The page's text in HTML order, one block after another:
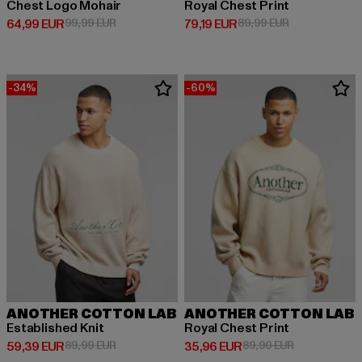
Chest Logo Mohair
64,99 EUR
Prix courant: 64,99 EUR
99,99 EURPrix en promotion: 99,99 EUR
Royal Chest Print
79,19 EUR
Prix courant: 79,19 EUR
89,99 EURPrix en
-34%
ANOTHER COTTON LAB
Established Knit
59,39 EUR
Prix courant: 59,39 EUR
89,99 EURPrix en promotion: 89,99 EUR
-60%
ANOTHER COTTON LAB
Royal Chest Print
35,96 EUR
Prix courant: 35,96 EUR
89,90 EURPrix en